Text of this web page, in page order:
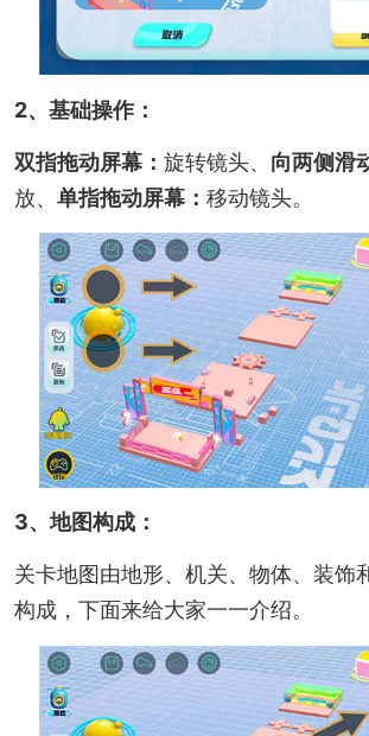
2、基础操作：
双指拖动屏幕： 旋转镜头、 向两侧滑
放、 单指拖动屏幕： 移动镜头。
3、地图构成：
关卡地图由地形、机关、物体、装饰
构成，下面来给大家一一介绍。